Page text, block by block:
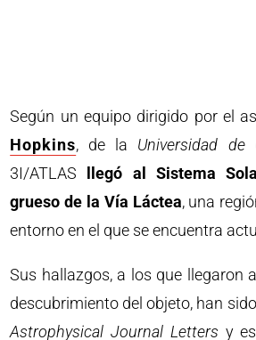
Según un equipo dirigido por el
Hopkins, de la Universidad de
3I/ATLAS
llegó al Sistema
grueso de la Vía Láctea, una
entorno en el que se encuentra
Sus hallazgos, a los que llegaron
descubrimiento del objeto, han
Astrophysical Journal Letters y